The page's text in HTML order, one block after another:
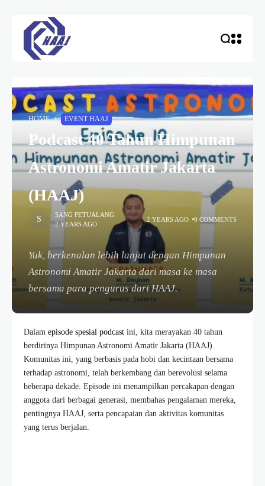
HOME EVENT HAAJ
Podcast 40 Tahun Himpunan
Astronomi Amatir Jakarta
(HAAJ)
SANG PETUALANG
2 YEARS AGO
2 YEARS AGO 0 COMMENTS
Yuk, berkenalan lebih lanjut dengan Himpunan
Astronomi Amatir Jakarta dari masa ke masa
bersama para pengurus dari HAAJ.
Dalam episode spesial podcast ini, kita merayakan 40 tahun
berdirinya Himpunan Astronomi Amatir Jakarta (HAAJ).
Komunitas ini, yang berbasis pada hobi dan kecintaan bersama
terhadap astronomi, telah berkembang dan berevolusi selama
beberapa dekade. Episode ini menampilkan percakapan dengan
anggota dari berbagai generasi, membahas pengalaman mereka,
pentingnya HAAJ, serta pencapaian dan aktivitas komunitas
yang terus berjalan.